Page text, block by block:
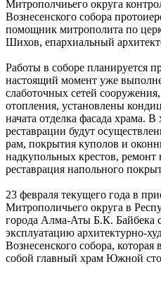
Митрополчиьего округа
Вознесенского собора
помощник митрополита по
Шихов, епархиальный
Работы в соборе планируется
настоящий момент уже
слаботочных сетей
отопления, установлены
начата отделка фасада храма.
реставрации будут
рам, покрытия куполов и
надкупольных крестов, ремонт
реставрация напольного
23 февраля текущего года в
Митрополичьего округа в
города Алма-Аты Б.К. Байбека
эксплуатацию архитектурно-
Вознесенского собора,
собой главный храм Южной